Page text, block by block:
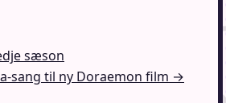
sæson
sang til ny Doraemon film →